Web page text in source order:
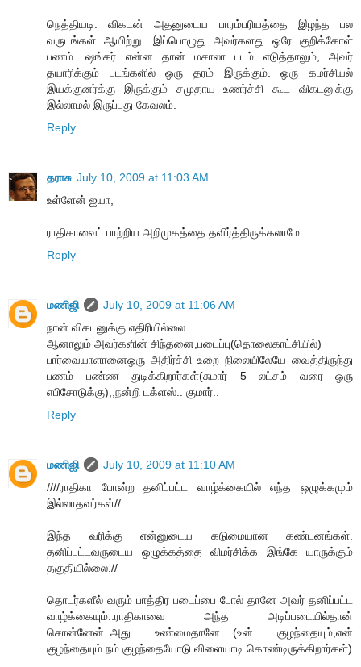
நெத்தியடி. விகடன் அதனுடைய பாரம்பரியத்தை இழந்த பல
வருடங்கள் ஆயிற்று. இப்பொழுது அவர்களது ஒரே குறிக்கோள்
பணம். ஷங்கர் என்ன தான் மசாலா படம் எடுத்தாலும், அவர்
தயாரிக்கும் படங்களில் ஒரு தரம் இருக்கும். ஒரு கமர்சியல்
இயக்குனர்க்கு இருக்கும் சமுதாய உணர்ச்சி கூட விகடனுக்கு
இல்லாமல் இருப்பது கேவலம்.
Reply
தராசு July 10, 2009 at 11:03 AM
உள்ளேன் ஐயா,
ராதிகாவைப் பாற்றிய அறிமுகத்தை தவிர்த்திருக்கலாமே
Reply
மணிஜி
July 10, 2009 at 11:06 AM
நான் விகடனுக்கு எதிரியில்லை...
ஆனாலும் அவர்களின் சிந்தனை,படைப்பு(தொலைகாட்சியில்)
பார்வையாளானைஒரு அதிர்ச்சி உறை நிலையிலேயே வைத்திருந்து
பணம் பண்ண துடிக்கிறார்கள்(சுமார் 5 லட்சம் வரை ஒரு
எபிசோடுக்கு),,நன்றி டக்ளஸ்.. குமார்..
Reply
மணிஜி
July 10, 2009 at 11:10 AM
////ராதிகா போன்ற தனிப்பட்ட வாழ்க்கையில் எந்த ஒழுக்கமும்
இல்லாதவர்கள்//
இந்த வரிக்கு என்னுடைய கடுமையான கண்டனங்கள்.
தனிப்பட்டவருடைய ஒழுக்கத்தை விமர்சிக்க இங்கே யாருக்கும்
தகுதியில்லை.//
தொடர்களீல் வரும் பாத்திர படைப்பை போல் தானே அவர் தனிப்பட்ட
வாழ்க்கையும்..ராதிகாவை அந்த அடிப்படையில்தான்
சொன்னேன்..அது உண்மைதானே....(உன் குழந்தையும்,என்
குழந்தையும் நம் குழந்தையோடு விளையாடி கொண்டிருக்கிறார்கள்)